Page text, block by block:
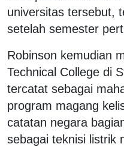
universitas tersebut,
setelah semester
Robinson kemudian
Technical College di
tercatat sebagai
program magang
catatan negara
sebagai teknisi listrik